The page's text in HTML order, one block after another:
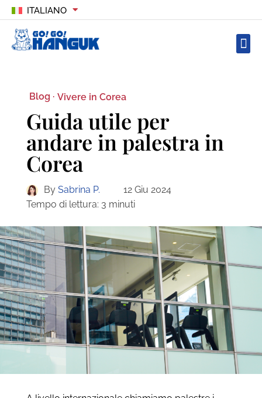
ITALIANO
Blog · Vivere in Corea
Guida utile per
andare in palestra in
Corea
By Sabrina P.
12 Giu 2024
Tempo di lettura: 3 minuti